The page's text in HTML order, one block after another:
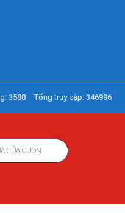
3588 Tổng truy cập: 346996
CỬA CUỐN